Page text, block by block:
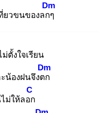
ยวขนของลกๆ
Dm
ม่ตั้งใจเรียน
น้องฝนจึงตก
Dm
ม่ให้ลอก
C